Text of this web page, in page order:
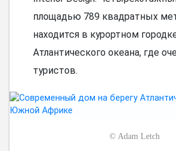
площадью 789 квадратных
находится в курортном
Атлантического океана, где
туристов.
© Adam Letch